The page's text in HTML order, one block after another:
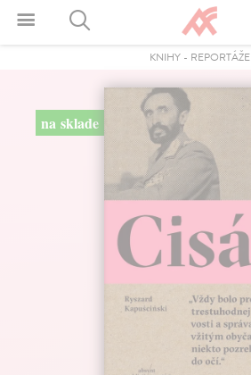
KNIHY- REPORTÁŽE
na sklade